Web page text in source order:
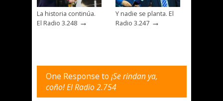
La historia continúa.
El Radio 3.248 →
Y nadie se planta. El
Radio 3.247 →
One Response to ¡Se rindan ya,
coño! El Radio 2.754